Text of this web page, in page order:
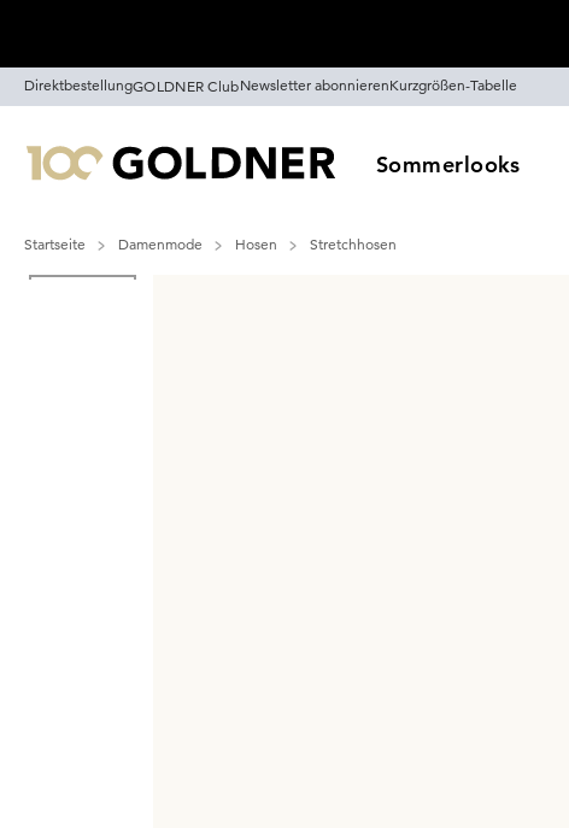
DirektbestellungGOLDNER ClubNewsletter abonnierenKurzgrößen-Tabelle
Sommerlooks
Startseite Damenmode Hosen
Stretchhosen